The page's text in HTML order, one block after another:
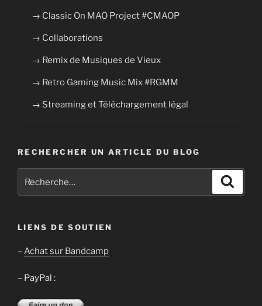
→ Classic On MAO Project #CMAOP
→ Collaborations
→ Remix de Musiques de Vieux
→ Retro Gaming Music Mix #RGMM
→ Streaming et Téléchargement légal
RECHERCHER UN ARTICLE DU BLOG
pour
LIENS DE SOUTIEN
–Achat sur Bandcamp
– PayPal :